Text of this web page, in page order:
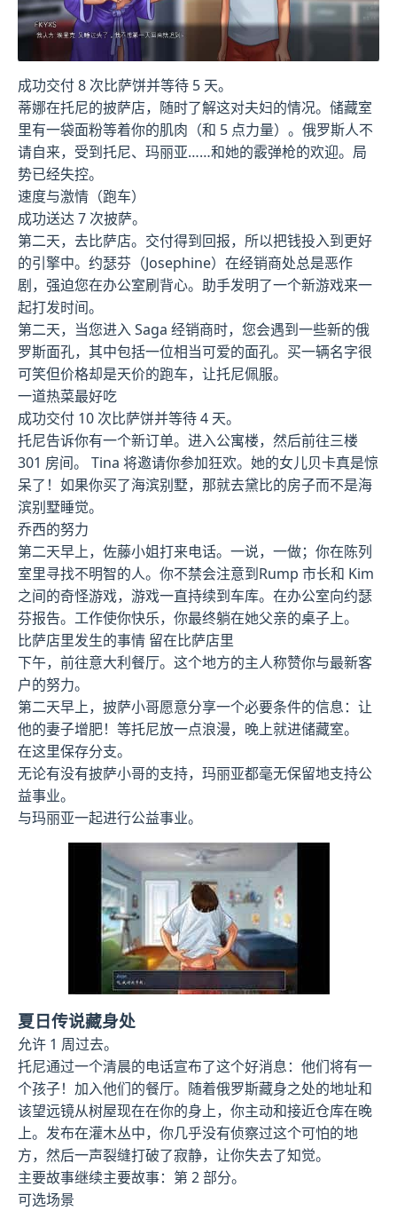
成功交付 8 次比萨饼并等待 5 天。
蒂娜在托尼的披萨店，随时了解这对夫妇的情况。储藏室
里有一袋面粉等着你的肌肉（和 5 点力量）。俄罗斯人不
请自来，受到托尼、玛丽亚……和她的霰弹枪的欢迎。局
势已经失控。
速度与激情（跑车）
成功送达 7 次披萨。
第二天，去比萨店。交付得到回报，所以把钱投入到更好
的引擎中。约瑟芬（Josephine）在经销商处总是恶作
剧，强迫您在办公室刷背心。助手发明了一个新游戏来一
起打发时间。
第二天，当您进入 Saga 经销商时，您会遇到一些新的俄
罗斯面孔，其中包括一位相当可爱的面孔。买一辆名字很
可笑但价格却是天价的跑车，让托尼佩服。
一道热菜最好吃
成功交付 10 次比萨饼并等待 4 天。
托尼告诉你有一个新订单。进入公寓楼，然后前往三楼
301 房间。 Tina 将邀请你参加狂欢。她的女儿贝卡真是惊
呆了！如果你买了海滨别墅，那就去黛比的房子而不是海
滨别墅睡觉。
乔西的努力
第二天早上，佐藤小姐打来电话。一说，一做；你在陈列
室里寻找不明智的人。你不禁会注意到Rump 市长和 Kim
之间的奇怪游戏，游戏一直持续到车库。在办公室向约瑟
芬报告。工作使你快乐，你最终躺在她父亲的桌子上。
比萨店里发生的事情 留在比萨店里
下午，前往意大利餐厅。这个地方的主人称赞你与最新客
户的努力。
第二天早上，披萨小哥愿意分享一个必要条件的信息：让
他的妻子增肥！等托尼放一点浪漫，晚上就进储藏室。
在这里保存分支。
无论有没有披萨小哥的支持，玛丽亚都毫无保留地支持公
益事业。
与玛丽亚一起进行公益事业。
夏日传说藏身处
允许 1 周过去。
托尼通过一个清晨的电话宣布了这个好消息：他们将有一
个孩子！加入他们的餐厅。随着俄罗斯藏身之处的地址和
该望远镜从树屋现在在你的身上，你主动和接近仓库在晚
上。发布在灌木丛中，你几乎没有侦察过这个可怕的地
方，然后一声裂缝打破了寂静，让你失去了知觉。
主要故事继续主要故事：第 2 部分。
可选场景